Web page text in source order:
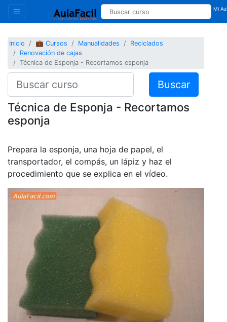
Mi
Inicio 💼 Cursos Manualidades
Reciclados
Renovación de cajas
Técnica de Esponja - Recortamos esponja
Buscar
Técnica de Esponja - Recortamos
esponja
Prepara la esponja, una hoja de papel, el
transportador, el compás, un lápiz y haz el
procedimiento que se explica en el vídeo.